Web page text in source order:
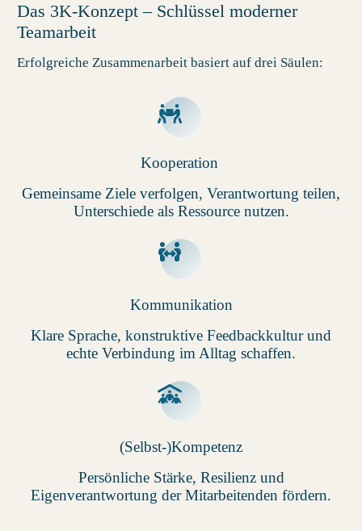
Das 3K-Konzept – Schlüssel moderner
Teamarbeit
Erfolgreiche Zusammenarbeit basiert auf drei Säulen:
Kooperation
Gemeinsame Ziele verfolgen, Verantwortung teilen,
Unterschiede als Ressource nutzen.
Kommunikation
Klare Sprache, konstruktive Feedbackkultur und
echte Verbindung im Alltag schaffen.
(Selbst-)Kompetenz
Persönliche Stärke, Resilienz und
Eigenverantwortung der Mitarbeitenden fördern.